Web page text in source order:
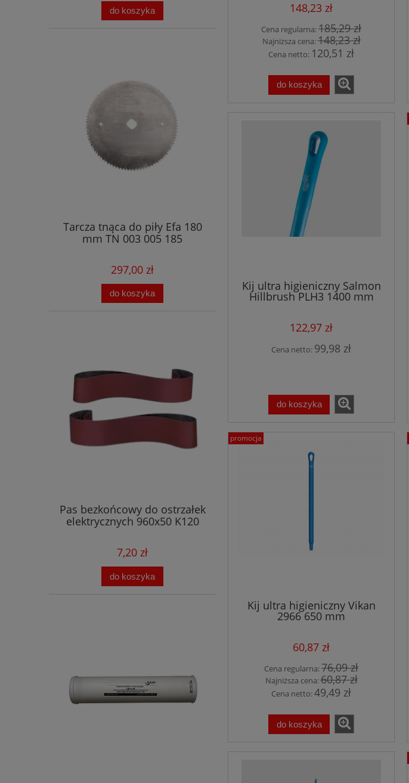
do koszyka
Tarcza tnąca do piły Efa 180
mm TN 003 005 185
297,00 zł
do koszyka
Pas bezkońcowy do ostrzałek
elektrycznych 960x50 K120
7,20 zł
do koszyka
148,23 zł
Cena regularna:185,29 zł
Najniższa cena:148,23 zł
Cena netto: 120,51 zł
do koszyka
Kij ultra higieniczny Salmon
Hillbrush PLH3 1400 mm
122,97 zł
Cena netto: 99,98 zł
do koszyka
Kij ultra higieniczny Vikan
2966 650 mm
60,87 zł
Cena regularna:76,09 zł
Najniższa cena:60,87 zł
Cena netto:49,49 zł
do koszyka
promocja